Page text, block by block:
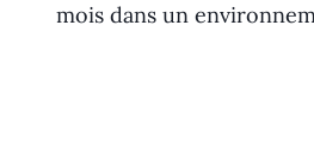
mois dans un